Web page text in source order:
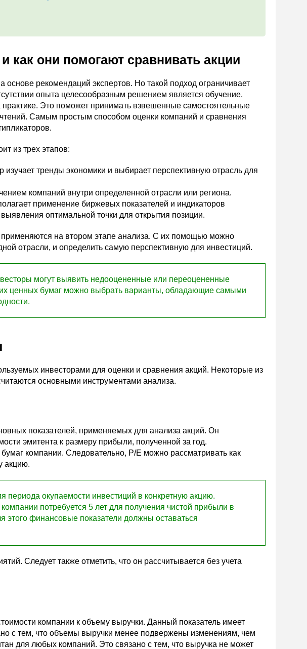
как они помогают сравнивать акции
рекомендаций экспертов. Но такой подход ограничивает
опыта целесообразным решением является обучение.
Это поможет принимать взвешенные самостоятельные
Самым простым способом оценки компаний и сравнения
из трех этапов:
тренды экономики и выбирает перспективную отрасль для
компаний внутри определенной отрасли или региона.
применение биржевых показателей и индикаторов
оптимальной точки для открытия позиции.
на втором этапе анализа. С их помощью можно
отрасли, и определить самую перспективную для инвестиций.
могут выявить недооцененные или переоцененные
ценных бумаг можно выбрать варианты, обладающие самыми
инвесторами для оценки и сравнения акций. Некоторые из
основными инструментами анализа.
показателей, применяемых для анализа акций. Он
эмитента к размеру прибыли, полученной за год.
компании. Следовательно, P/E можно рассматривать как
акцию.
периода окупаемости инвестиций в конкретную акцию.
потребуется 5 лет для получения чистой прибыли в
финансовые показатели должны оставаться
Следует также отметить, что он рассчитывается без учета
компании к объему выручки. Данный показатель имеет
с тем, что объемы выручки менее подвержены изменениям, чем
для любых компаний. Это связано с тем, что выручка не может